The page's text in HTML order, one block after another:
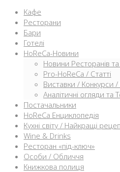
Кафе
Ресторани
Бари
Готелі
HoReCa-Новини
Новини Ресторанів
Pro-HoReCa / Статті
Виставки / Конкурси
Аналітичні огляди та
Постачальники
HoReCa Енциклопедія
Кухні світу / Найкращі
Wine & Drinks
Ресторан «під-ключ»
Особи / Обличчя
Книжкова полиця